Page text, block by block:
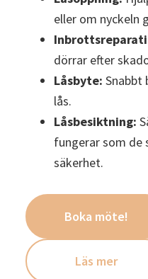
eller om nyckeln
dörrar efter
Låsbyte: Snabbt
lås.
Låsbesiktning:
fungerar som de
säkerhet.
Boka möte!
Läs mer